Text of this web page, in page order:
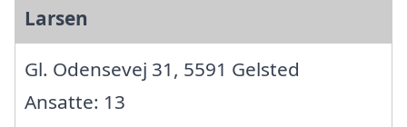
Larsen
Gl. Odensevej 31, 5591 Gelsted
Ansatte: 13